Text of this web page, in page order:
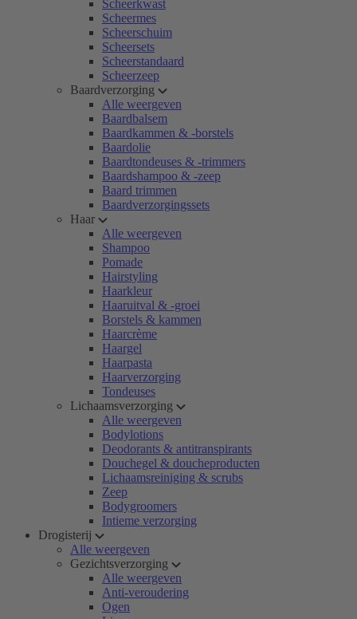
Scheerkwast
Scheermes
Scheerschuim
Scheersets
Scheerstandaard
Scheerzeep
Baardverzorging
Alle weergeven
Baardbalsem
Baardkammen & -borstels
Baardolie
Baardtondeuses & -trimmers
Baardshampoo & -zeep
Baard trimmen
Baardverzorgingssets
Haar
Alle weergeven
Shampoo
Pomade
Hairstyling
Haarkleur
Haaruitval & -groei
Borstels & kammen
Haarcrème
Haargel
Haarpasta
Haarverzorging
Tondeuses
Lichaamsverzorging
Alle weergeven
Bodylotions
Deodorants & antitranspirants
Douchegel & doucheproducten
Lichaamsreiniging & scrubs
Zeep
Bodygroomers
Intieme verzorging
Drogisterij
Alle weergeven
Gezichtsverzorging
Alle weergeven
Anti-veroudering
Ogen